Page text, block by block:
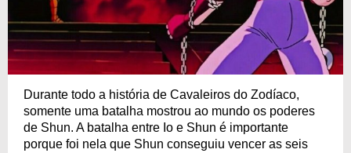
Durante todo a história de Cavaleiros do Zodíaco,
somente uma batalha mostrou ao mundo os poderes
de Shun. A batalha entre Io e Shun é importante
porque foi nela que Shun conseguiu vencer as seis